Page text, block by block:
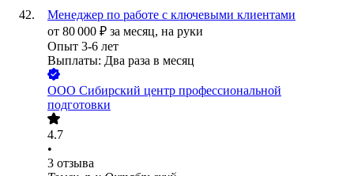
Менеджер по работе с ключевыми клиентами
от 80 000 ₽ за месяц, на руки
Опыт 3-6 лет
Выплаты: Два раза в месяц
ООО Сибирский центр профессиональной
подготовки
4.7
•
3 отзыва